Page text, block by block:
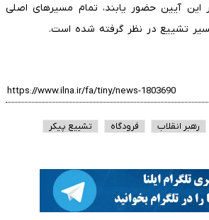
آیین حضور یابند، تمام مسیرهای اصلی
تشییع در نظر گرفته شده است.
رهبر انقلاب فرودگاه
تشییع پیکر